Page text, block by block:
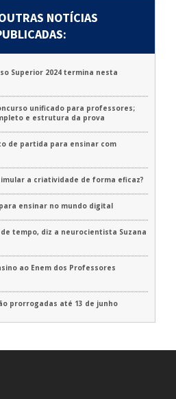
NOTÍCIAS
Superior 2024 termina nesta
unificado para professores;
e estrutura da prova
de partida para ensinar com
a criatividade de forma eficaz?
ensinar no mundo digital
tempo, diz a neurocientista Suzana
ao Enem dos Professores
prorrogadas até 13 de junho